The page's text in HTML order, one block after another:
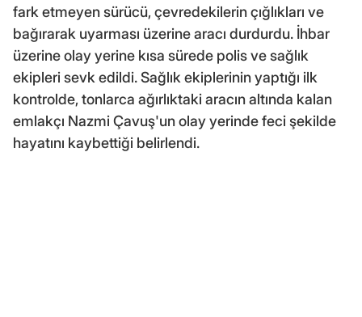
fark etmeyen sürücü, çevredekilerin çığlıkları ve
bağırarak uyarması üzerine aracı durdurdu. İhbar
üzerine olay yerine kısa sürede polis ve sağlık
ekipleri sevk edildi. Sağlık ekiplerinin yaptığı ilk
kontrolde, tonlarca ağırlıktaki aracın altında kalan
emlakçı Nazmi Çavuş'un olay yerinde feci şekilde
hayatını kaybettiği belirlendi.